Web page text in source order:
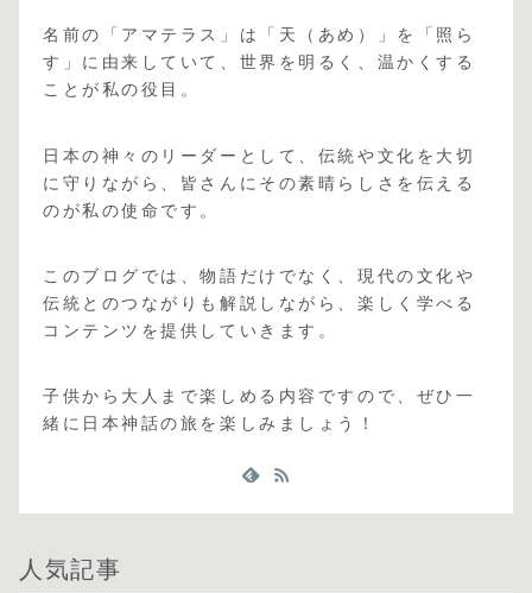
名前の「アマテラス」は「天（あめ）」を「照ら
す」に由来していて、世界を明るく、温かくする
ことが私の役目。
日本の神々のリーダーとして、伝統や文化を大切
に守りながら、皆さんにその素晴らしさを伝える
のが私の使命です。
このブログでは、物語だけでなく、現代の文化や
伝統とのつながりも解説しながら、楽しく学べる
コンテンツを提供していきます。
子供から大人まで楽しめる内容ですので、ぜひ一
緒に日本神話の旅を楽しみましょう！
人気記事